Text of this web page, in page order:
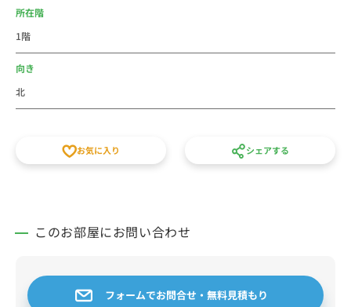
り、ジャンルも幅広いです。自炊も出来るし外食も出来
リアです。個人での初めての社会人の一人暮らしのお部
ークリー・マンスリーマンション物件としてご利用くだ
さい。徒歩15分以内、月額家賃、間取りなど条件で他の
貸マンションです。
所在階
1階
向き
北
お気に入り シェアする
このお部屋にお問い合わせ
フォームでお問合せ・無料見積もり